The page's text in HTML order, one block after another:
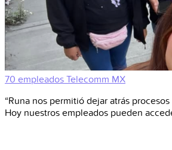
70 empleados Telecomm MX
“Runa nos permitió dejar atrás
Hoy nuestros empleados pueden